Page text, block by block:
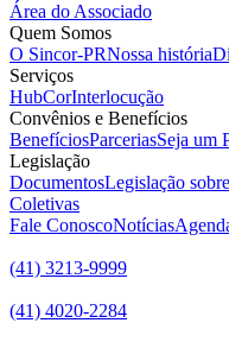
Área do Associado
Quem Somos
O Sincor-PRNossa história
Serviços
HubCorInterlocução
Convênios e Benefícios
BenefíciosParceriasSeja um
Legislação
DocumentosLegislação
Coletivas
Fale ConoscoNotícias
(41) 3213-9999
(41) 4020-2284